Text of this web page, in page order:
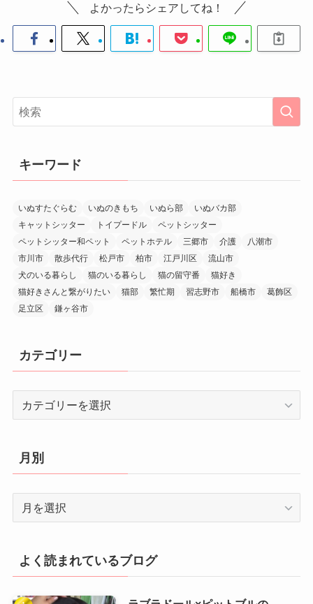
よかったらシェアしてね！
キーワード
いぬすたぐらむ いぬのきもち いぬら部
いぬバカ部
キャットシッター
トイプードル
ペットシッター
ペットシッター和ペット
ペットホテル 三郷市 介護
八潮市
市川市
散歩代行 松戸市 柏市 江戸川区
流山市
犬のいる暮らし
猫のいる暮らし 猫の留守番
猫好き
猫好きさんと繋がりたい
猫部 繁忙期 習志野市 船橋市
葛飾区
足立区
鎌ヶ谷市
カテゴリー
リ
ー
月別
よく読まれているブログ